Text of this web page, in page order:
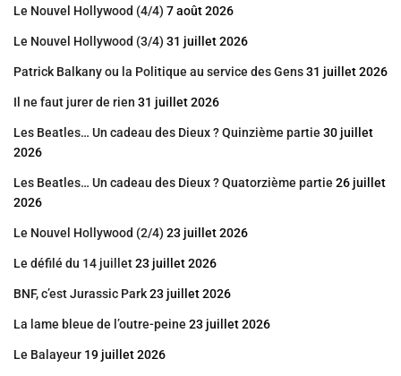
Le Nouvel Hollywood (4/4) 7 août 2026
Le Nouvel Hollywood (3/4) 31 juillet 2026
Patrick Balkany ou la Politique au service des Gens31 juillet 2026
Il ne faut jurer de rien 31 juillet 2026
Les Beatles… Un cadeau des Dieux ? Quinzième partie 30 juillet
2026
Les Beatles… Un cadeau des Dieux ? Quatorzième partie 26 juillet
2026
Le Nouvel Hollywood (2/4) 23 juillet 2026
Le défilé du 14 juillet23 juillet 2026
BNF, c’est Jurassic Park23 juillet 2026
La lame bleue de l’outre-peine 23 juillet 2026
Le Balayeur 19 juillet 2026